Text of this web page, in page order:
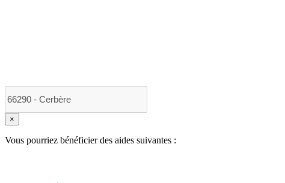
×
Vous pourriez bénéficier des aides suivantes :